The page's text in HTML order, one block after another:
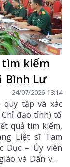
kiếm
Bình Lư
24/07/2026 13:14
quy tập và xác
đạo tỉnh) tổ
quả tìm kiếm,
Liệt sĩ Tam
Dục – Ủy viên
và Dân vận